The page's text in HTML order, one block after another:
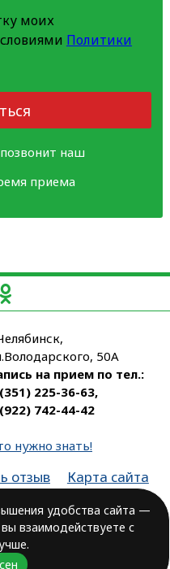
моих
Политики
наш
приема
50А
на прием по тел.:
225-36-63,
742-44-42
нужно знать!
отзыв
Карта сайта
выдана Министерством
области
удобства сайта —
взаимодействуете с